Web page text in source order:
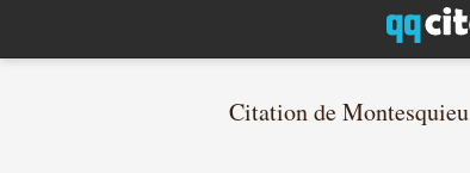
Citation de Montesquieu